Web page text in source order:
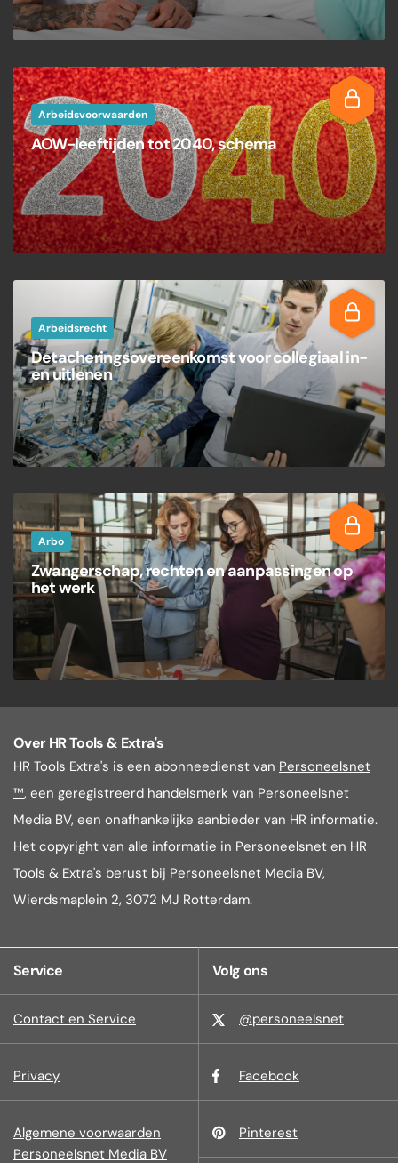
Arbeidsvoorwaarden
AOW-leeftijden tot 2040, schema
Arbeidsrecht
Detacheringsovereenkomst voor collegiaal in-
en uitlenen
Arbo
Zwangerschap, rechten en aanpassingen op
het werk
Over HR Tools & Extra's
HR Tools Extra's is een abonneedienst van Personeelsnet
™, een geregistreerd handelsmerk van Personeelsnet
Media BV, een onafhankelijke aanbieder van HR informatie.
Het copyright van alle informatie in Personeelsnet en HR
Tools & Extra's berust bij Personeelsnet Media BV,
Wierdsmaplein 2, 3072 MJ Rotterdam.
Service
Contact en Service
Privacy
Algemene voorwaarden
Personeelsnet Media BV
Volg ons
@personeelsnet
Facebook
Pinterest